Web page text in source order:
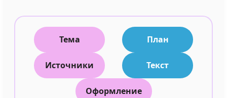
Тема План
Источники Текст
Оформление